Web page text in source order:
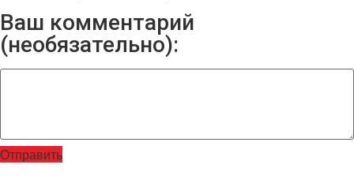
Ваш комментарий
(необязательно):
Отправить